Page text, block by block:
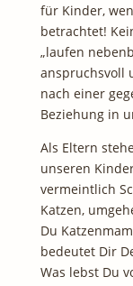
für Kinder,
betrachtet!
„laufen
anspruchsvoll
nach einer
Beziehung in
Als Eltern
unseren
vermeintlich
Katzen,
Du
bedeutet Dir
Was lebst Du